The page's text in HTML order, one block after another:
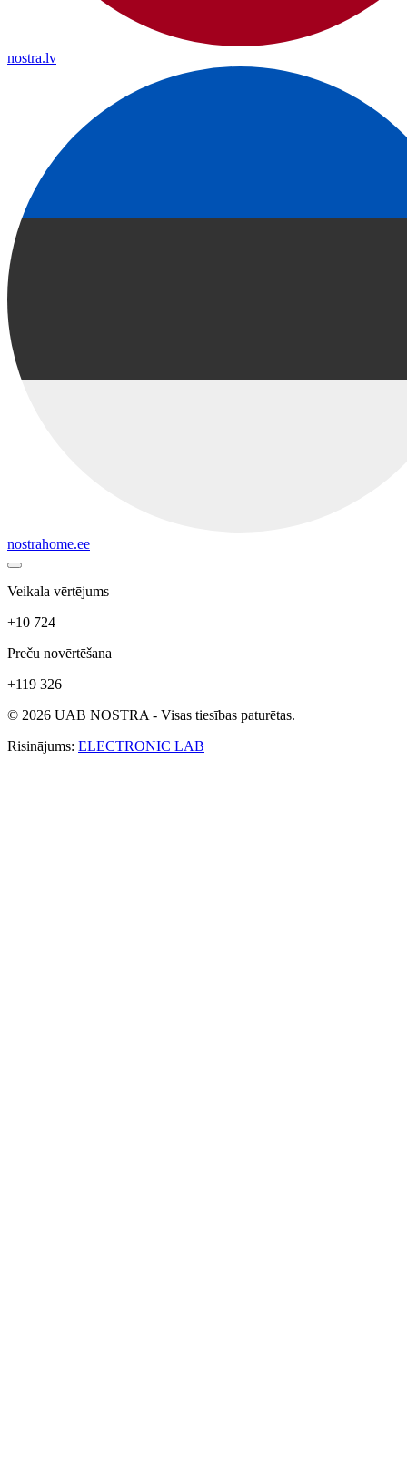
nostra.lv
nostrahome.ee
Veikala vērtējums
+10 724
Preču novērtēšana
+119 326
© 2026 UAB NOSTRA - Visas tiesības paturētas.
Risinājums: ELECTRONIC LAB